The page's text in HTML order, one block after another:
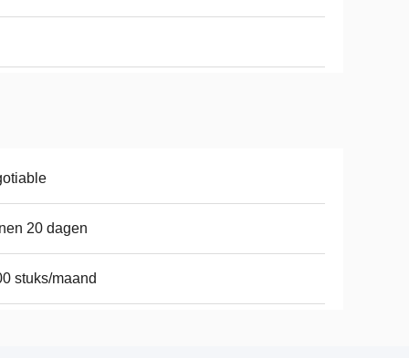
20 dagen
stuks/maand